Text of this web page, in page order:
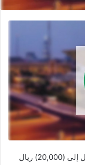
أعلنت وزارة الداخلية عن فرض غرامة تصل إلى (20,000) ريال